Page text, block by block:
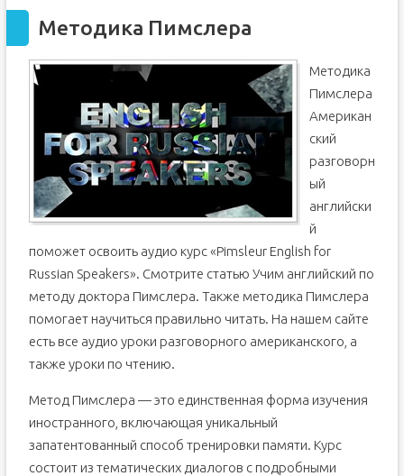
Методика Пимслера
Методика
Пимслера
Американ
ский
разговорн
ый
английски
й
поможет освоить аудио курс «Pimsleur English for
Russian Speakers». Смотрите статью Учим английский по
методу доктора Пимслера. Также методика Пимслера
помогает научиться правильно читать. На нашем сайте
есть все аудио уроки разговорного американского, а
также уроки по чтению.
Метод Пимслера — это единственная форма изучения
иностранного, включающая уникальный
запатентованный способ тренировки памяти. Курс
состоит из тематических диалогов с подробными